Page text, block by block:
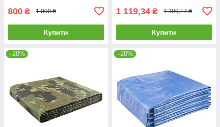
800 ₴ 1 000 ₴
Купити
1 119,34 ₴ 1 399,17 ₴
Купити
–20% –20%